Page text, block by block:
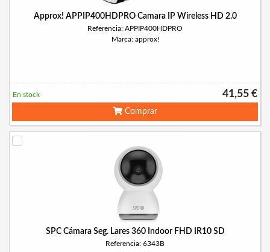
Approx! APPIP400HDPRO Camara IP Wireless HD 2.0
Referencia: APPIP400HDPRO
Marca: approx!
41,55 €
En stock
Comprar
SPC Cámara Seg. Lares 360 Indoor FHD IR10 SD
Referencia: 6343B